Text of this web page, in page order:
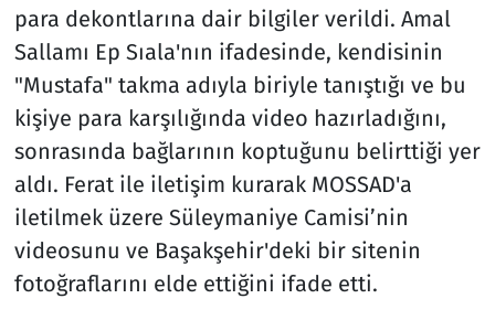
para dekontlarına dair bilgiler verildi. Amal
Sallamı Ep Sıala'nın ifadesinde, kendisinin
"Mustafa" takma adıyla biriyle tanıştığı ve bu
kişiye para karşılığında video hazırladığını,
sonrasında bağlarının koptuğunu belirttiği yer
aldı. Ferat ile iletişim kurarak MOSSAD'a
iletilmek üzere Süleymaniye Camisi’nin
videosunu ve Başakşehir'deki bir sitenin
fotoğraflarını elde ettiğini ifade etti.